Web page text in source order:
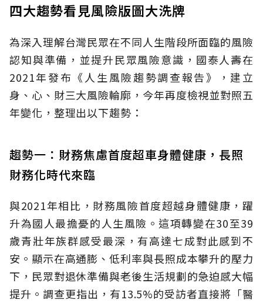
四大趨勢看見風險版圖大洗牌
為深入理解台灣民眾在不同人生階段所面臨的風險
認知與準備，並提升民眾風險意識，國泰人壽在
2021年發布《人生風險趨勢調查報告》，建立
身、心、財三大風險輪廓，今年再度檢視並對照五
年變化，整理出以下趨勢：
趨勢一：財務焦慮首度超車身體健康，長照
財務化時代來臨
與2021年相比，財務風險首度超越身體健康，躍
升為國人最擔憂的人生風險。這項轉變在30至39
歲青壯年族群感受最深，有高達七成對此感到不
安。顯示在高通膨、低利率與長照成本攀升的壓力
下，民眾對退休準備與老後生活規劃的急迫感大幅
提升。調查更指出，有13.5%的受訪者直接將「醫